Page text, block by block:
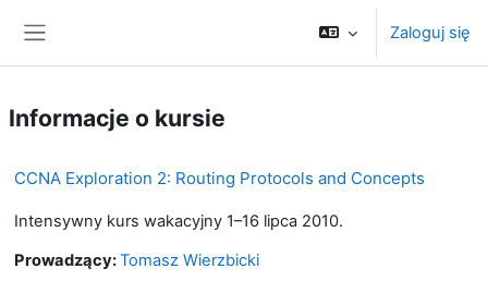
Zaloguj się
Informacje o kursie
CCNA Exploration 2: Routing Protocols and Concepts
Intensywny kurs wakacyjny 1–16 lipca 2010.
Prowadzący:Tomasz Wierzbicki